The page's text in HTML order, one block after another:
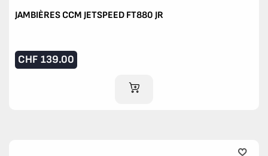
JAMBIÈRES CCM JETSPEED FT880 JR
CHF 139.00
AJOUTER AU PANIER